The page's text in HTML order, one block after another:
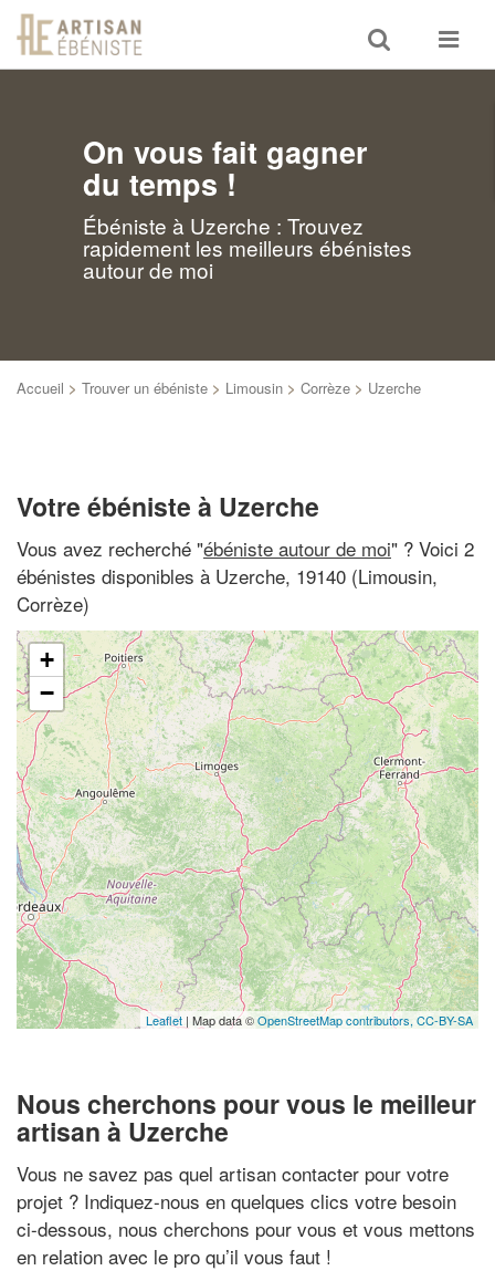
Toggle
search
Toggle
On vous fait gagner
du temps !
Ébéniste à Uzerche : Trouvez
rapidement les meilleurs ébénistes
autour de moi
Accueil > Trouver un ébéniste > Limousin > Corrèze > Uzerche
Votre ébéniste à Uzerche
Vous avez recherché "ébéniste autour de moi" ? Voici 2
ébénistes disponibles à Uzerche, 19140 (Limousin,
Corrèze)
+
−
Leaflet | Map data ©OpenStreetMap contributors, CC-BY-SA
Nous cherchons pour vous le meilleur
artisan à Uzerche
Vous ne savez pas quel artisan contacter pour votre
projet ? Indiquez-nous en quelques clics votre besoin
ci-dessous, nous cherchons pour vous et vous mettons
en relation avec le pro qu’il vous faut !